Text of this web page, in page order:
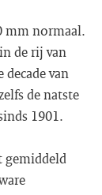
mm normaal.
de rij van
van
de natste
1901.
gemiddeld